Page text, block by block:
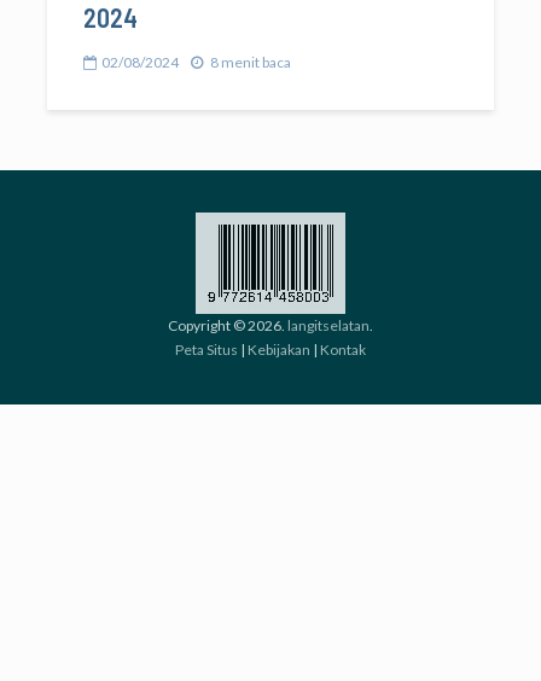
2024
02/08/2024 8 menit baca
Copyright © 2026. langitselatan.
Peta Situs | Kebijakan | Kontak